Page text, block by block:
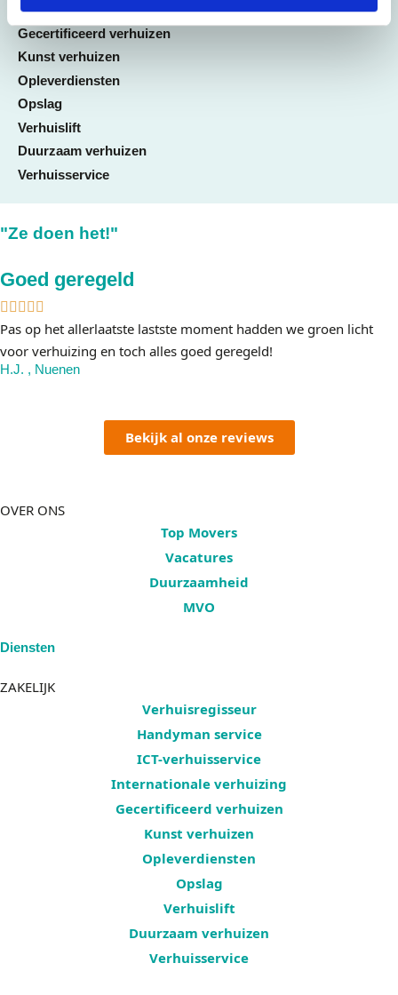
Internationale verhuizing
Gecertificeerd verhuizen
Kunst verhuizen
Opleverdiensten
Opslag
Verhuislift
Duurzaam verhuizen
Verhuisservice
"Ze doen het!"
Goed geregeld
Pas op het allerlaatste lastste moment hadden we groen licht
voor verhuizing en toch alles goed geregeld!
H.J. , Nuenen
Bekijk al onze reviews
OVER ONS
Top Movers
Vacatures
Duurzaamheid
MVO
Diensten
ZAKELIJK
Verhuisregisseur
Handyman service
ICT-verhuisservice
Internationale verhuizing
Gecertificeerd verhuizen
Kunst verhuizen
Opleverdiensten
Opslag
Verhuislift
Duurzaam verhuizen
Verhuisservice